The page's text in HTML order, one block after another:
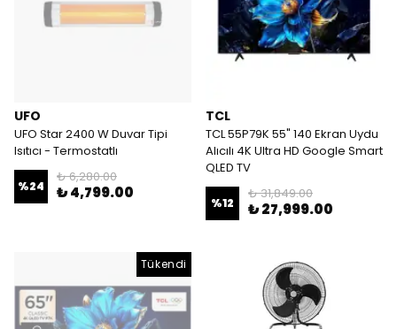
UFO
UFO Star 2400 W Duvar Tipi
Isıtıcı - Termostatlı
%24
₺ 6,280.00
₺ 4,799.00
TCL
TCL 55P79K 55" 140 Ekran Uydu
Alıcılı 4K Ultra HD Google Smart
QLED TV
%12
₺ 31,849.00
₺ 27,999.00
Tükendi